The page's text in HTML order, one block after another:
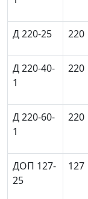
Д 220-25 220
Д 220-40-
1
220
Д 220-60-
1
220
ДОП 127-
25
127